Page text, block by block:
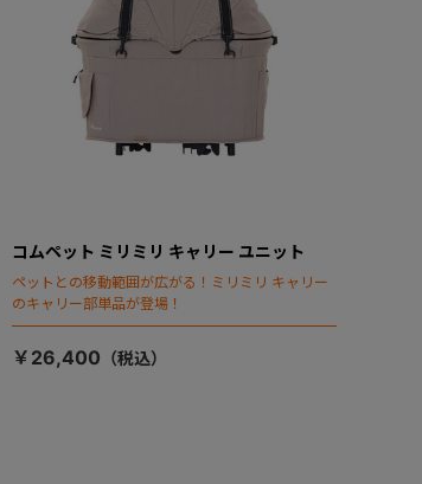
コムペット ミリミリ キャリー ユニット
ペットとの移動範囲が広がる！ミリミリ キャリー
のキャリー部単品が登場！
￥26,400